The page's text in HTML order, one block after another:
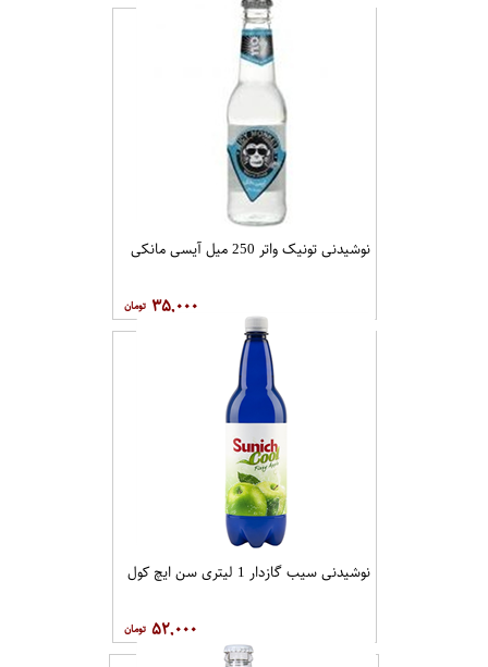
نوشیدنی تونیک واتر 250 میل آیسی مانکی
۳۵,۰۰۰
نوشیدنی سیب گازدار 1 لیتری سن ایچ کول
۵۲,۰۰۰